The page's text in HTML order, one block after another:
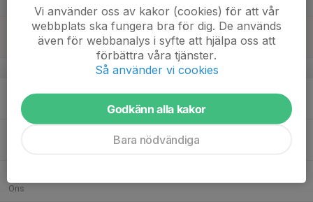
v.34
Mån
Ons
Vi använder oss av kakor (cookies) för att vår
webbplats ska fungera bra för dig. De används
även för webbanalys i syfte att hjälpa oss att
förbättra våra tjänster.
Så använder vi cookies
Godkänn alla kakor
Bara nödvändiga